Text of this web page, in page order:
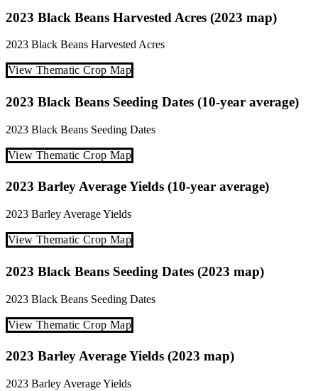
2023 Black Beans Harvested Acres (2023 map)
2023 Black Beans Harvested Acres
View Thematic Crop Map
2023 Black Beans Seeding Dates (10-year average)
2023 Black Beans Seeding Dates
View Thematic Crop Map
2023 Barley Average Yields (10-year average)
2023 Barley Average Yields
View Thematic Crop Map
2023 Black Beans Seeding Dates (2023 map)
2023 Black Beans Seeding Dates
View Thematic Crop Map
2023 Barley Average Yields (2023 map)
2023 Barley Average Yields